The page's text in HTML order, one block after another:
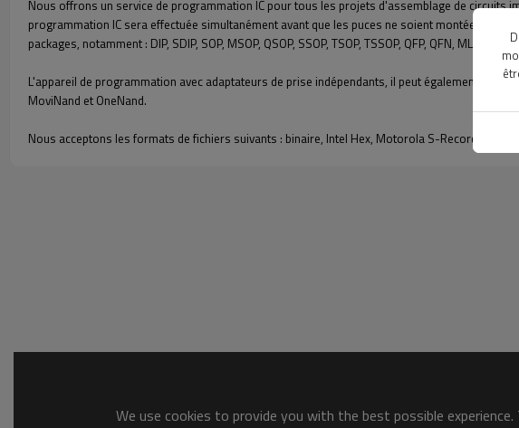
Nous offrons un service de programmation IC pour tous les projets d'assemblage de circuits
programmation IC sera effectuée simultanément avant que les puces ne soient montées sur
packages, notamment : DIP, SDIP, SOP, MSOP, QSOP, SSOP, TSOP, TSSOP, QFP, QFN, MLP, MLF,
L'appareil de programmation avec adaptateurs de prise indépendants, il peut également prendre
MoviNand et OneNand.
Nous acceptons les formats de fichiers suivants : binaire, Intel Hex, Motorola S-Records,
We use cookies to provide you with the best possible